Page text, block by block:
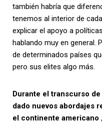
también habría que
tenemos al interior de
explicar el apoyo a
hablando muy en general.
de determinados países
pero sus elites algo más.
Durante el transcurso
dado nuevos abordajes
el continente americano